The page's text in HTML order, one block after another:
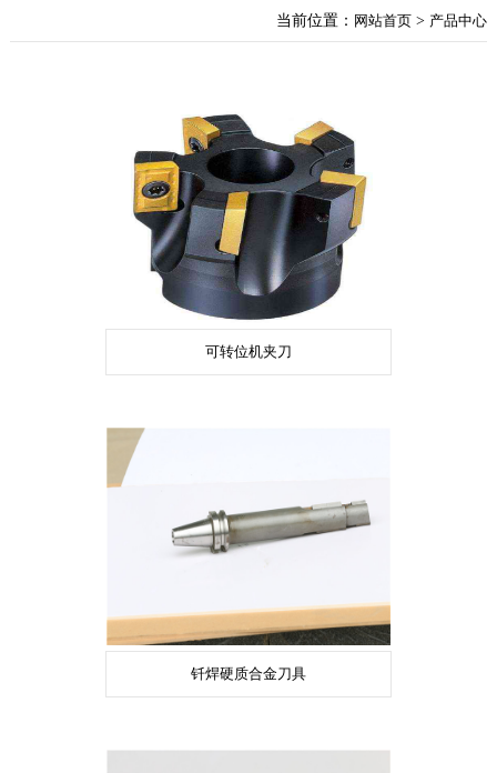
当前位置： 网站首页 > 产品中心
可转位机夹刀
钎焊硬质合金刀具